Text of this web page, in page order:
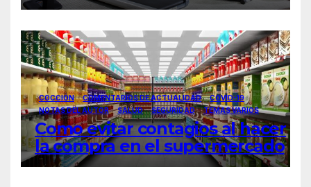
COCCIÓN COMENTARIOS DE ACTUALIDAD
COVID-19
NOTAS DEL AUTOR
SALUD SEGURIDAD TEMAS VARIOS
Como evitar contagios al hacer
la compra en el supermercado